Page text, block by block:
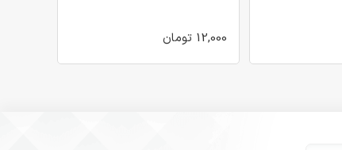
12,000 تومان